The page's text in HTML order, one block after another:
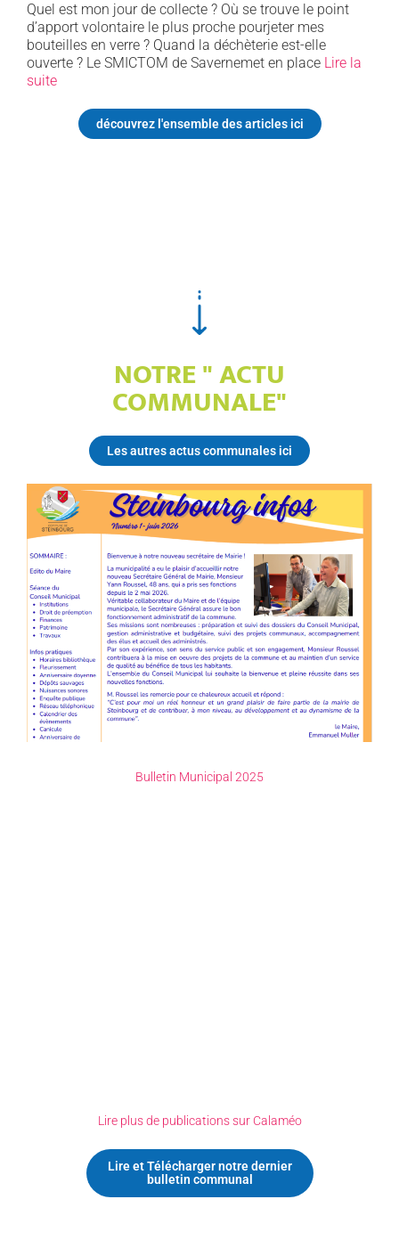
Quel est mon jour de collecte ? Où se trouve le point
d’apport volontaire le plus proche pourjeter mes
bouteilles en verre ? Quand la déchèterie est-elle
ouverte ? Le SMICTOM de Savernemet en place Lire la
suite
découvrez l'ensemble des articles ici
NOTRE " ACTU
COMMUNALE"
Les autres actus communales ici
Bulletin Municipal 2025
Lire plus de publications sur Calaméo
Lire et Télécharger notre dernier
bulletin communal